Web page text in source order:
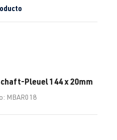
Pleuel 144 x 20mm
MBAR018